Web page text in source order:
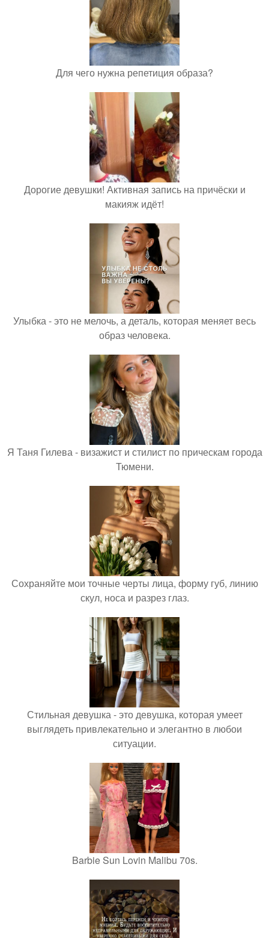
Для чего нужна репетиция образа?
Дорогие девушки! Активная запись на причёски и
макияж идёт!
Улыбка - это не мелочь, а деталь, которая меняет весь
образ человека.
Я Таня Гилева - визажист и стилист по прическам города
Тюмени.
Сохраняйте мои точные черты лица, форму губ, линию
скул, носа и разрез глаз.
Стильная девушка - это девушка, которая умеет
выглядеть привлекательно и элегантно в любои
ситуации.
Barbie Sun Lovin Malibu 70s.